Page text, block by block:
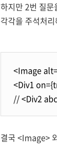
하지만 2번 질문
각각을 주석처
<Image
<Div1 on={
// <Div2 abc
결국 <Image>